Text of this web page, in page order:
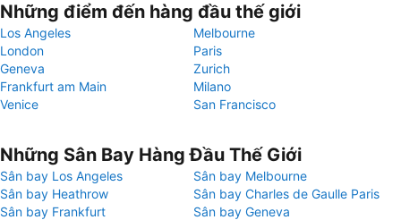
Những điểm đến hàng đầu thế giới
Los Angeles
Melbourne
London
Paris
Geneva
Zurich
Frankfurt am Main
Milano
Venice
San Francisco
Những Sân Bay Hàng Đầu Thế Giới
Sân bay Los Angeles
Sân bay Melbourne
Sân bay Heathrow
Sân bay Charles de Gaulle Paris
Sân bay Frankfurt
Sân bay Geneva